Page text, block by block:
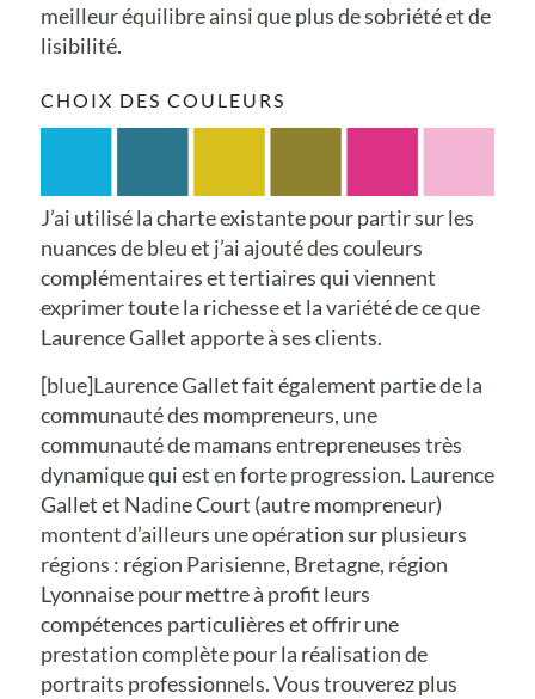
meilleur équilibre ainsi que plus de sobriété et de
lisibilité.
CHOIX DES COULEURS
J’ai utilisé la charte existante pour partir sur les
nuances de bleu et j’ai ajouté des couleurs
complémentaires et tertiaires qui viennent
exprimer toute la richesse et la variété de ce que
Laurence Gallet apporte à ses clients.
[blue]Laurence Gallet fait également partie de la
communauté des mompreneurs, une
communauté de mamans entrepreneuses très
dynamique qui est en forte progression. Laurence
Gallet et Nadine Court (autre mompreneur)
montent d’ailleurs une opération sur plusieurs
régions : région Parisienne, Bretagne, région
Lyonnaise pour mettre à profit leurs
compétences particulières et offrir une
prestation complète pour la réalisation de
portraits professionnels. Vous trouverez plus